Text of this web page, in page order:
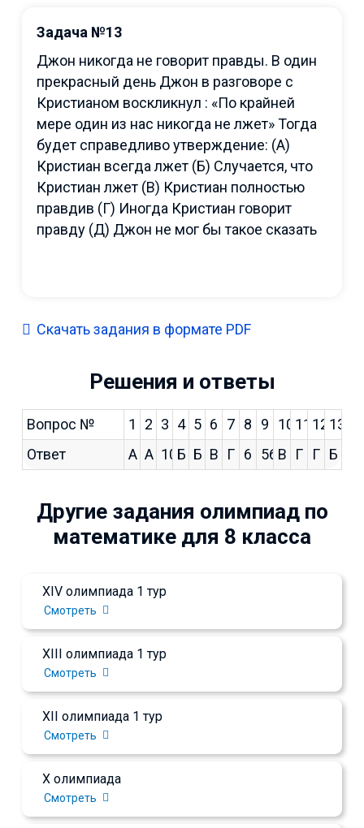
Задача №13
Джон никогда не говорит правды. В один
прекрасный день Джон в разговоре с
Кристианом воскликнул : «По крайней
мере один из нас никогда не лжет» Тогда
будет справедливо утверждение: (A)
Кристиан всегда лжет (Б) Случается, что
Кристиан лжет (В) Кристиан полностью
правдив (Г) Иногда Кристиан говорит
правду (Д) Джон не мог бы такое сказать
Скачать задания в формате PDF
Решения и ответы
Вопрос № 1 2 3 4 5 6 7 8 9 10 11 12 13
Ответ
А А 10023457896
Б Б В Г 6 56 В Г Г Б
Другие задания олимпиад по
математике для 8 класса
XIV олимпиада 1 тур
Смотреть
XIII олимпиада 1 тур
Смотреть
XII олимпиада 1 тур
Смотреть
X олимпиада
Смотреть